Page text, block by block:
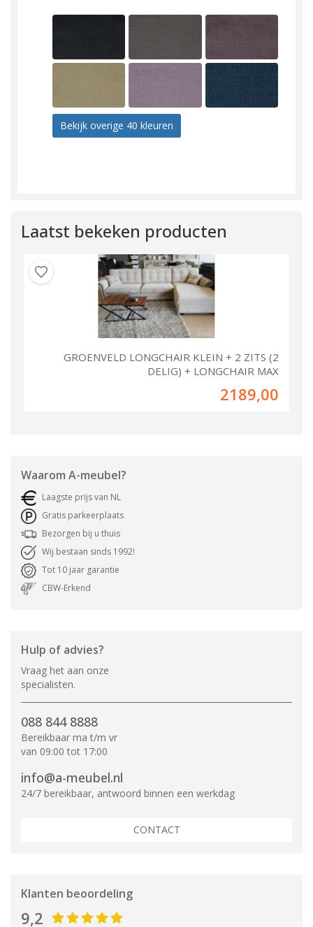
Bekijk overige 40 kleuren
Laatst bekeken producten
GROENVELD LONGCHAIR KLEIN + 2 ZITS (2
DELIG) + LONGCHAIR MAX
2189,00
Waarom A-meubel?
Laagste prijs van NL
Gratis parkeerplaats
Bezorgen bij u thuis
Wij bestaan sinds 1992!
Tot 10 jaar garantie
CBW-Erkend
Hulp of advies?
Vraag het aan onze
specialisten.
088 844 8888
Bereikbaar ma t/m vr
van 09:00 tot 17:00
info@a-meubel.nl
24/7 bereikbaar, antwoord binnen een werkdag
CONTACT
Klanten beoordeling
9,2